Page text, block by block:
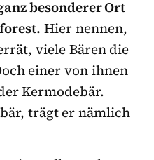
besonderer Ort
Hier nennen,
viele Bären die
einer von ihnen
Kermodebär.
trägt er nämlich